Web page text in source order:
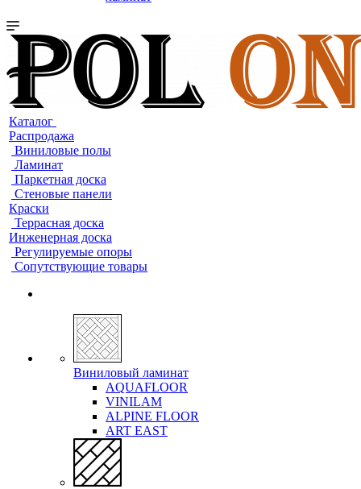
Каталог
Распродажа
Виниловые полы
Ламинат
Паркетная доска
Стеновые панели
Краски
Террасная доска
Инженерная доска
Регулируемые опоры
Сопутствующие товары
Виниловый ламинат
AQUAFLOOR
VINILAM
ALPINE FLOOR
ART EAST